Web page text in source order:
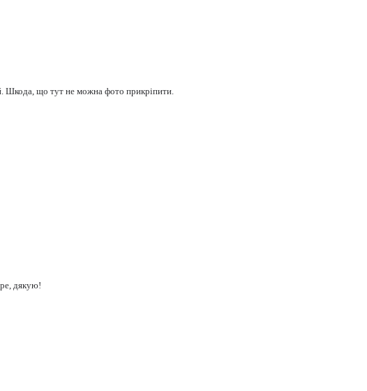
Шкода, що тут не можна фото прикріпити.
дякую!